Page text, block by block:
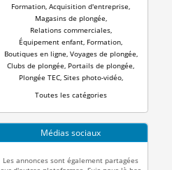
Formation Acquisition d'entreprise
Magasins de plongée
Relations commerciales,
Équipement enfant Formation
Boutiques en ligne Voyages de plongée
Clubs de plongée Portails de plongée
Plongée TEC, Sites photo-vidéo,
Toutes les catégories
Médias sociaux
Les annonces sont également partagées